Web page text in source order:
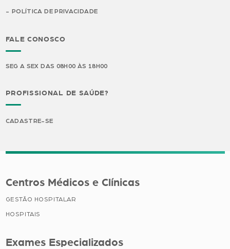
POLÍTICA DE PRIVACIDADE
FALE CONOSCO
SEG A SEX DAS 08H00 ÀS 18H00
PROFISSIONAL DE SAÚDE?
CADASTRE-SE
Centros Médicos e Clínicas
GESTÃO HOSPITALAR
HOSPITAIS
Exames Especializados